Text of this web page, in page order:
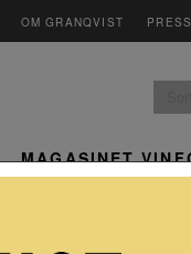
OM GRANQVIST PRESS
MAGASINET